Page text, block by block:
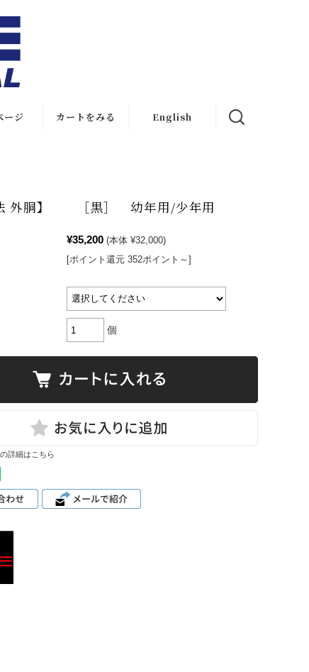
ージ カートをみる English
Shopping
法 外胴】 ［黒］ 幼年用/少年用
¥35,200 (本体 ¥32,000)
[ポイント還元 352ポイント～]
個
詳細はこちら